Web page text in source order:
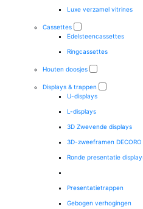
Luxe verzamel vitrines
Cassettes
Edelsteencassettes
Ringcassettes
Houten doosjes
Displays & trappen
U-displays
L-displays
3D Zwevende displays
3D-zweeframen DECORO
Ronde presentatie
Presentatietrappen
Gebogen verhogingen